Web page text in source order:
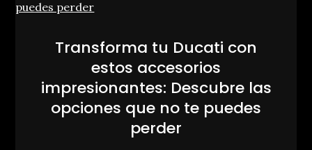
Transforma tu Ducati con
estos accesorios
impresionantes: Descubre las
opciones que no te puedes
perder